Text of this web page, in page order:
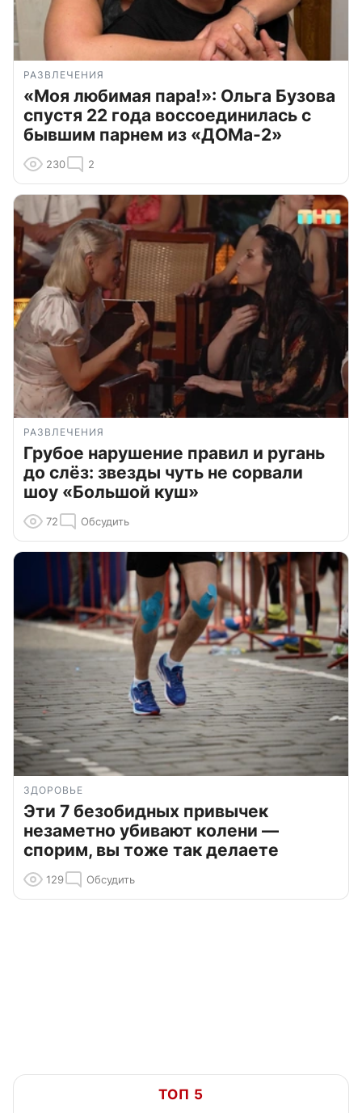
РАЗВЛЕЧЕНИЯ
«Моя любимая пара!»: Ольга Бузова
спустя 22 года воссоединилась с
бывшим парнем из «ДОМа-2»
230 2
РАЗВЛЕЧЕНИЯ
Грубое нарушение правил и ругань
до слёз: звезды чуть не сорвали
шоу «Большой куш»
72 Обсудить
ЗДОРОВЬЕ
Эти 7 безобидных привычек
незаметно убивают колени —
спорим, вы тоже так делаете
129 Обсудить
ТОП 5